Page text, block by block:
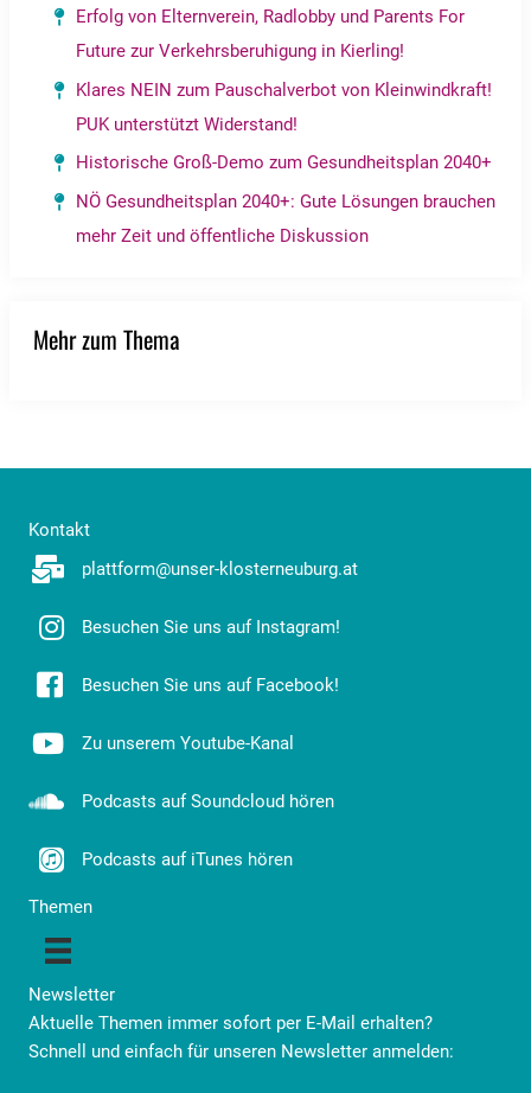
Erfolg von Elternverein, Radlobby und Parents For
Future zur Verkehrsberuhigung in Kierling!
Klares NEIN zum Pauschalverbot von Kleinwindkraft!
PUK unterstützt Widerstand!
Historische Groß-Demo zum Gesundheitsplan 2040+
NÖ Gesundheitsplan 2040+: Gute Lösungen brauchen
mehr Zeit und öffentliche Diskussion
Mehr zum Thema
Kontakt
plattform@unser-klosterneuburg.at
Besuchen Sie uns auf Instagram!
Besuchen Sie uns auf Facebook!
Zu unserem Youtube-Kanal
Podcasts auf Soundcloud hören
Podcasts auf iTunes hören
Themen
Newsletter
Aktuelle Themen immer sofort per E-Mail erhalten?
Schnell und einfach für unseren Newsletter anmelden: